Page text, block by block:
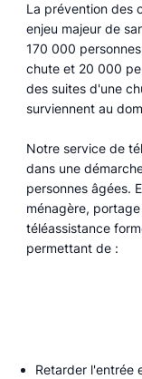
La prévention des
enjeu majeur de
170 000
chute et 20 000
des suites d'une
surviennent au
Notre service de
dans une
personnes âgées.
ménagère,
téléassistance
permettant de :
Retarder l'entrée